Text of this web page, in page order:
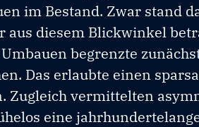
im Bestand. Zwar stand
aus diesem Blickwinkel
begrenzte
Das erlaubte einen
Zugleich vermittelten
eine